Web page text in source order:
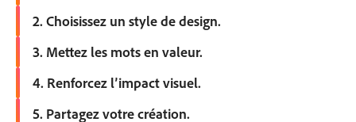
2. Choisissez un style de design.
Ouvrez Adobe Express et parcourez les modèles : classique,
3. Mettez les mots en valeur.
Placez la citation de manière bien visible. Testez différentes
4. Renforcez l’impact visuel.
Ajoutez des visuels, des cadres, des couleurs ou des filtres
5. Partagez votre création.